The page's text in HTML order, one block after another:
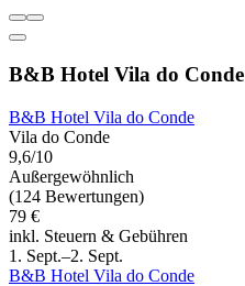
B&B Hotel Vila do Conde
B&B Hotel Vila do Conde
Vila do Conde
9,6/10
Außergewöhnlich
(124 Bewertungen)
79 €
inkl. Steuern & Gebühren
1. Sept.–2. Sept.
B&B Hotel Vila do Conde